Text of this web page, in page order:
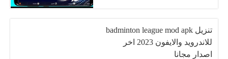
تنزيل badminton league mod apk
للاندرويد والايفون 2023 اخر
اصدار مجانا